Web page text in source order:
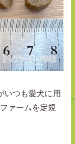
いつも愛犬に用
ァームを定規